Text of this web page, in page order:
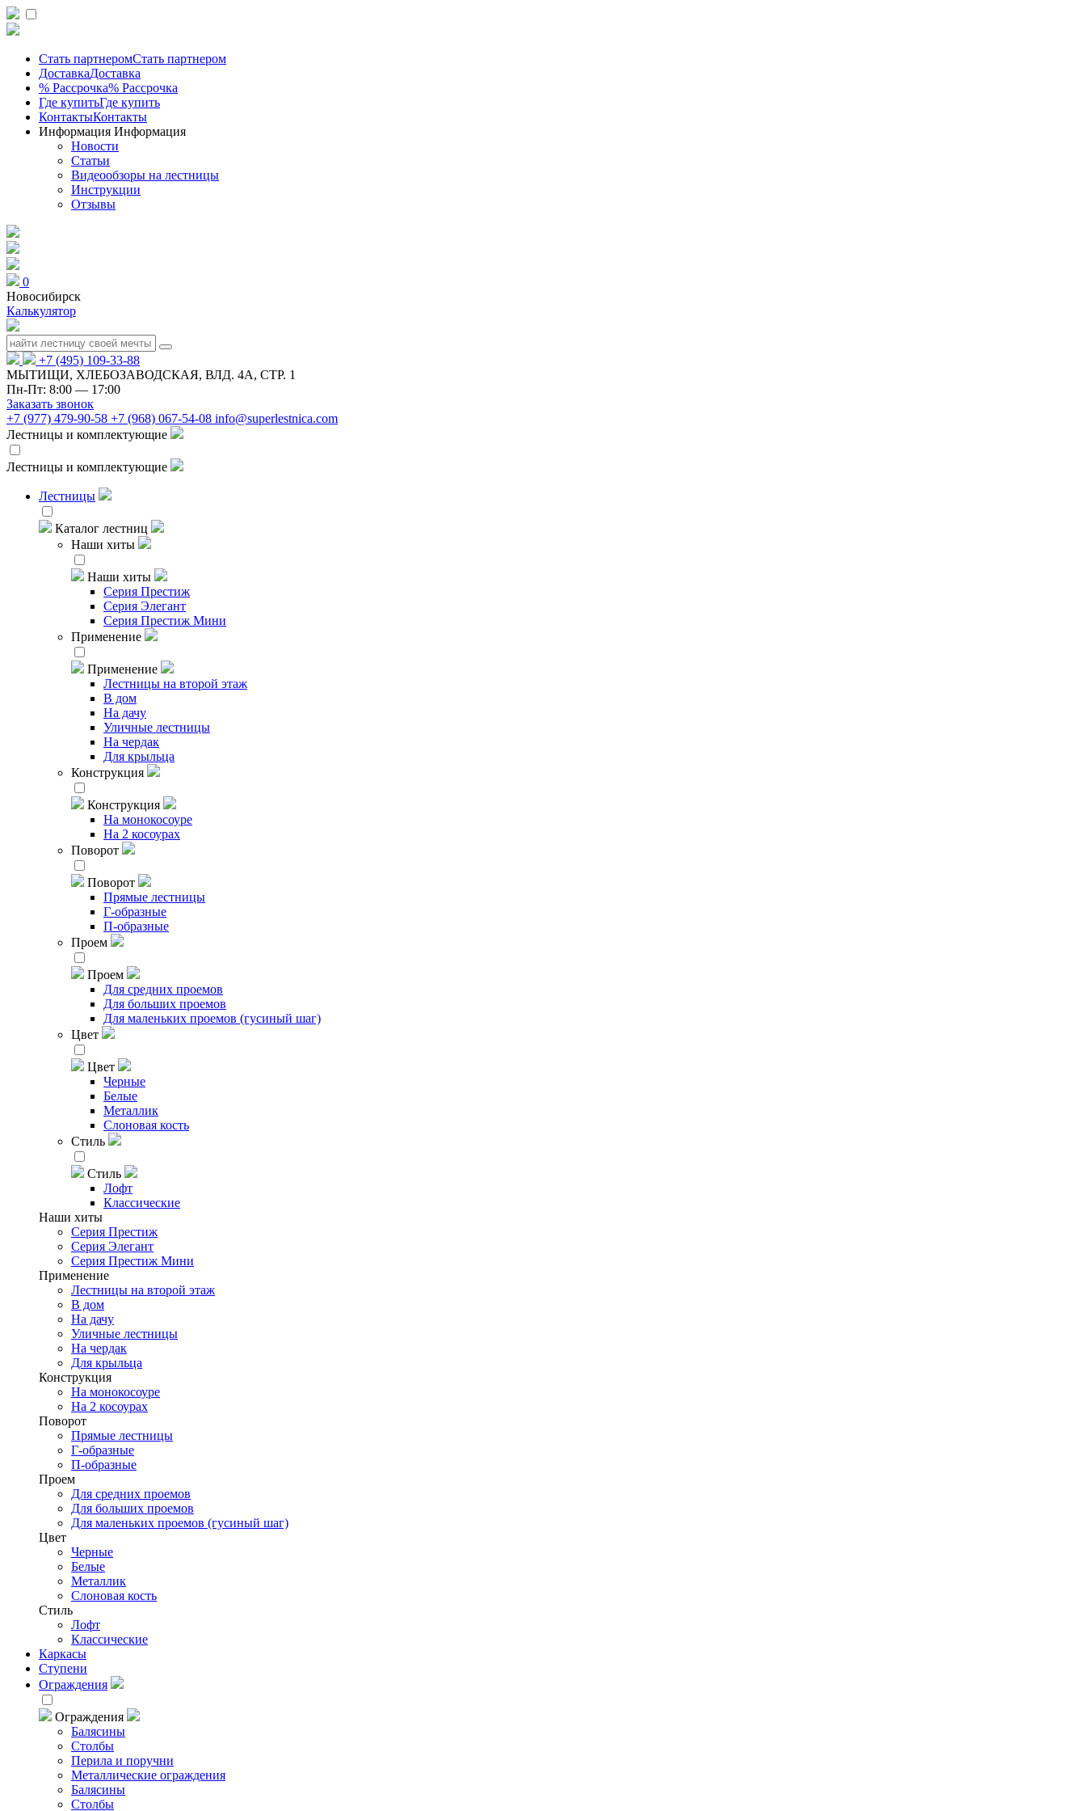
Стать партнеромСтать партнером
ДоставкаДоставка
% Рассрочка% Рассрочка
Где купитьГде купить
КонтактыКонтакты
Информация Информация
Новости
Статьи
Видеообзоры на лестницы
Инструкции
Отзывы
0
Новосибирск
Калькулятор
+7 (495) 109-33-88
МЫТИЩИ, ХЛЕБОЗАВОДСКАЯ, ВЛД. 4А, СТР. 1
Пн-Пт: 8:00 — 17:00
Заказать звонок
+7 (977) 479-90-58 +7 (968) 067-54-08 info@superlestnica.com
Лестницы и комплектующие
Лестницы и комплектующие
Лестницы
Каталог лестниц
Наши хиты
Наши хиты
Серия Престиж
Серия Элегант
Серия Престиж Мини
Применение
Применение
Лестницы на второй этаж
В дом
На дачу
Уличные лестницы
На чердак
Для крыльца
Конструкция
Конструкция
На монокосоуре
На 2 косоурах
Поворот
Поворот
Прямые лестницы
Г-образные
П-образные
Проем
Проем
Для средних проемов
Для больших проемов
Для маленьких проемов (гусиный шаг)
Цвет
Цвет
Черные
Белые
Металлик
Слоновая кость
Стиль
Стиль
Лофт
Классические
Наши хиты
Серия Престиж
Серия Элегант
Серия Престиж Мини
Применение
Лестницы на второй этаж
В дом
На дачу
Уличные лестницы
На чердак
Для крыльца
Конструкция
На монокосоуре
На 2 косоурах
Поворот
Прямые лестницы
Г-образные
П-образные
Проем
Для средних проемов
Для больших проемов
Для маленьких проемов (гусиный шаг)
Цвет
Черные
Белые
Металлик
Слоновая кость
Стиль
Лофт
Классические
Каркасы
Ступени
Ограждения
Ограждения
Балясины
Столбы
Перила и поручни
Металлические ограждения
Балясины
Столбы